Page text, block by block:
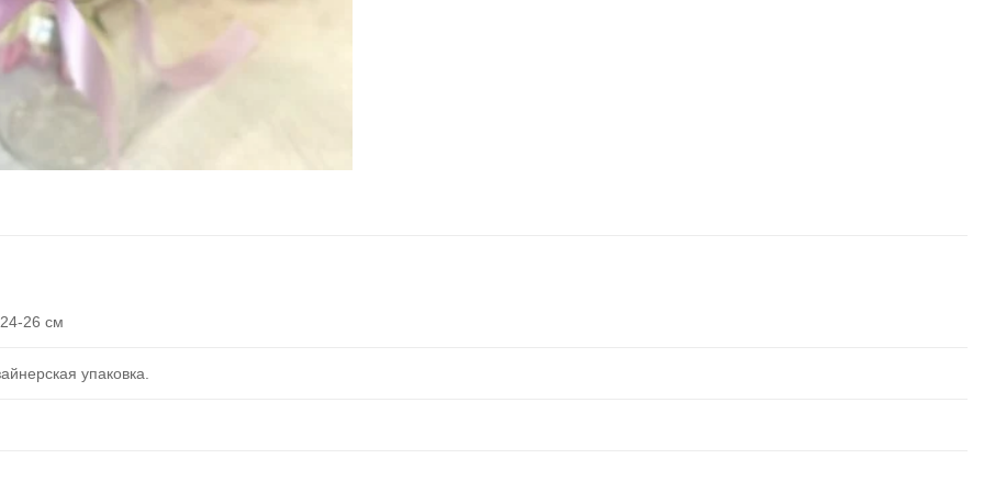
26 см
упаковка.